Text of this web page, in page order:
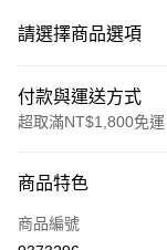
請選擇商品選項
付款與運送方式
超取滿NT$1,800免運
信用卡一次付款
超商取貨付款
商品特色
商品編號